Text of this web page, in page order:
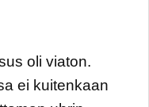
oli viaton.
ei kuitenkaan